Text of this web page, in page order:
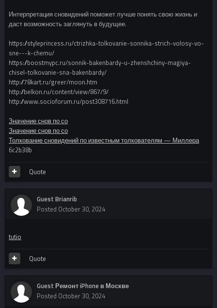
Интерпретация сновидений поможет лучше понять свою жизнь и
даст возможность заглянуть в будущее.
https://styleprincess.ru/ctrizhka-tolkovanie-sonnika-strich-volosy-vo-
sne---k-chemu/
https://boostmypc.ru/sonnik-bakenbardy-u-zhenshchiny-magiya-
chisel-tolkovanie-sna-bakenbardy/
http://78kart.ru/greer/moon.htm
http://belkon.ru/content/view/867/9/
http://www.socioforum.ru/post308716.html
Значение снов по со
Значение снов по со
Толкование сновидений по известным толкователям — Миллера
6c2b38b
Quote
Guest Brianrib
Posted October 30, 2024
tutio
Quote
Guest Ремонт iPhone в Москве
Posted October 30, 2024